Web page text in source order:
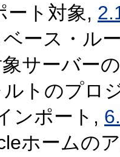
ート対象,
ース・ル
サーバー
トのプロ
ンポート,
ホームの